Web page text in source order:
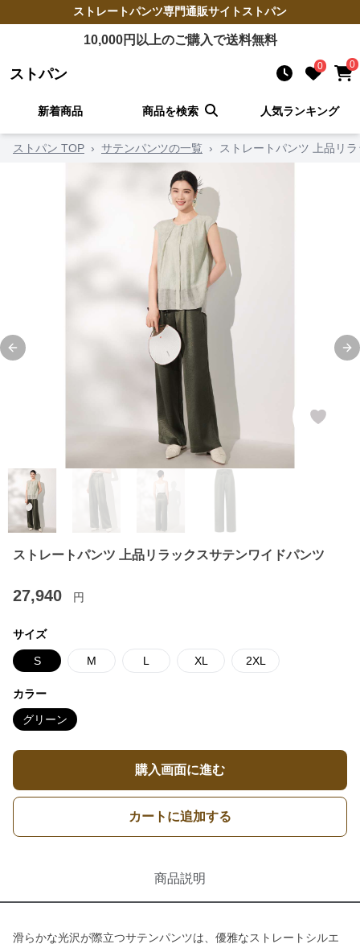
ストレートパンツ専門通販サイト ストパン
10,000円以上のご購入で送料無料
ストパン 0 0
新着商品 商品を検索 人気ランキング
ストパン TOP › サテンパンツの一覧 › ストレートパンツ 上品リ
Previous slide
ストレートパンツ 上品リラックスサテンワイドパンツ
27,940 円
サイズ
S M L XL 2XL
カラー
グリーン
購入画面に進む
カートに追加する
商品説明
滑らかな光沢が際立つサテンパンツは、優雅なストレートシルエ